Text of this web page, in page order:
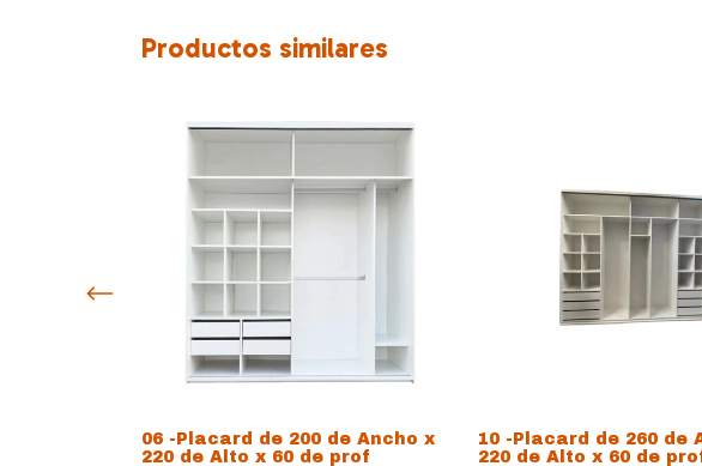
Productos similares
06 -Placard de 200 de Ancho x
220 de Alto x 60 de prof
10 -Placard de 260 de
220 de Alto x 60 de